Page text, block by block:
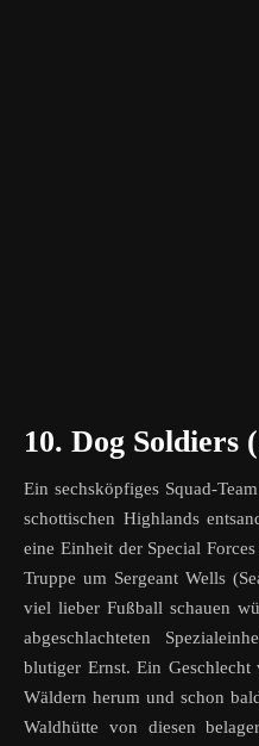
10. Dog Soldiers
Ein sechsköpfiges Squad-
schottischen Highlands
eine Einheit der Special
Truppe um Sergeant Wells
viel lieber Fußball schauen
abgeschlachteten
blutiger Ernst. Ein
Wäldern herum und schon
Waldhütte von diesen